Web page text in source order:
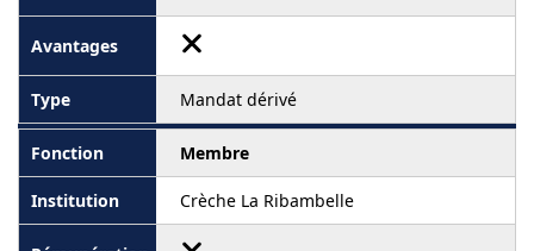
Mandat dérivé
Membre
Crèche La Ribambelle